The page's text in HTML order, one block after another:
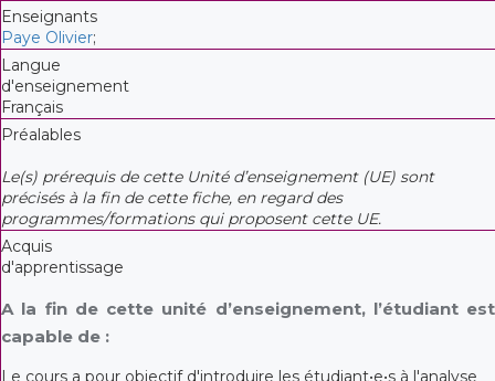
Enseignants
Paye Olivier;
Langue
d'enseignement
Français
Préalables
Le(s) prérequis de cette Unité d’enseignement (UE) sont
précisés à la fin de cette fiche, en regard des
programmes/formations qui proposent cette UE.
Acquis
d'apprentissage
A la fin de cette unité d’enseignement, l’étudiant est
capable de :
Le cours a pour objectif d'introduire les étudiant•e•s à l'analyse